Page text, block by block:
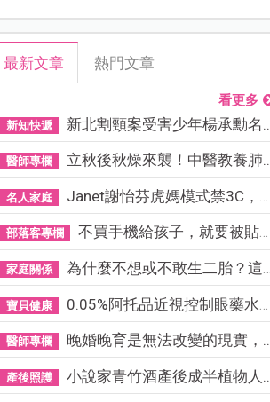
最新文章 熱門文章
看更多
新知快遞 新北割頸案受害少年楊承勳名
醫師專欄 立秋後秋燥來襲！中醫教養肺
名人家庭 Janet謝怡芬虎媽模式禁3C，看...
部落客專欄 不買手機給孩子，就要被貼「...
家庭關係 為什麼不想或不敢生二胎？這8...
寶貝健康 0.05%阿托品近視控制眼藥水納...
醫師專欄 晚婚晚育是無法改變的現實，
產後照護 小說家青竹酒產後成半植物人